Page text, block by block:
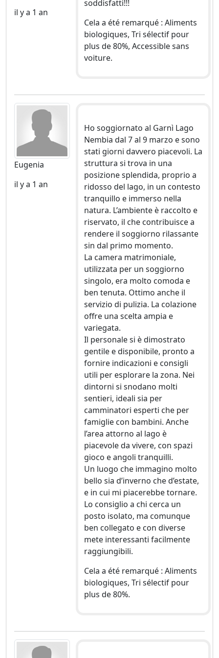
il y a 1 an
soddisfatti!!!
Cela a été remarqué : Aliments
biologiques, Tri sélectif pour
plus de 80%, Accessible sans
voiture.
Eugenia
il y a 1 an
Ho soggiornato al Garnì Lago
Nembia dal 7 al 9 marzo e sono
stati giorni davvero piacevoli. La
struttura si trova in una
posizione splendida, proprio a
ridosso del lago, in un contesto
tranquillo e immerso nella
natura. L’ambiente è raccolto e
riservato, il che contribuisce a
rendere il soggiorno rilassante
sin dal primo momento.
La camera matrimoniale,
utilizzata per un soggiorno
singolo, era molto comoda e
ben tenuta. Ottimo anche il
servizio di pulizia. La colazione
offre una scelta ampia e
variegata.
Il personale si è dimostrato
gentile e disponibile, pronto a
fornire indicazioni e consigli
utili per esplorare la zona. Nei
dintorni si snodano molti
sentieri, ideali sia per
camminatori esperti che per
famiglie con bambini. Anche
l’area attorno al lago è
piacevole da vivere, con spazi
gioco e angoli tranquilli.
Un luogo che immagino molto
bello sia d’inverno che d’estate,
e in cui mi piacerebbe tornare.
Lo consiglio a chi cerca un
posto isolato, ma comunque
ben collegato e con diverse
mete interessanti facilmente
raggiungibili.
Cela a été remarqué : Aliments
biologiques, Tri sélectif pour
plus de 80%.